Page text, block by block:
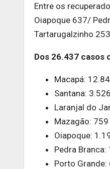
Entre os
Oiapoque 637/
Tartarugalzinho
Dos 26.437 casos
Macapá:
Santana: 3.526
Laranjal do
Mazagão: 759
Oiapoque:
Pedra Branca:
Porto Grande: